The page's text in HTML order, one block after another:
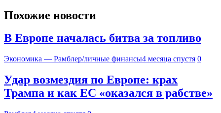
Похожие новости
В Европе началась битва за топливо
Экономика — Рамблер/личные финансы4 месяца спустя 0
Удар возмездия по Европе: крах
Трампа и как ЕС «оказался в рабстве»